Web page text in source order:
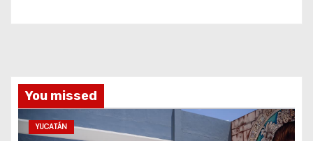
You missed
YUCATÁN